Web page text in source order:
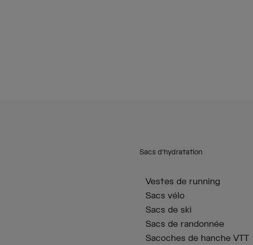
Sacs d'hydratation
Vestes de running
Sacs vélo
Sacs de ski
Sacs de randonnée
Sacoches de hanche VTT